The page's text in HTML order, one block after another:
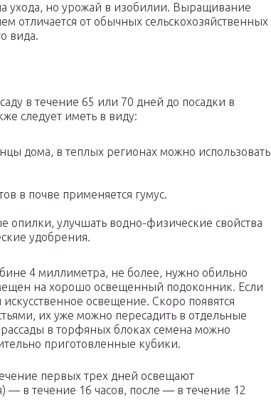
ухода, но урожай в изобилии. Выращивание
отличается от обычных сельскохозяйственных
вида.
в течение 65 или 70 дней до посадки в
следует иметь в виду:
дома, в теплых регионах можно использовать
в почве применяется гумус.
опилки, улучшать водно-физические свойства
удобрения.
4 миллиметра, не более, нужно обильно
на хорошо освещенный подоконник. Если
освещение. Скоро появятся
их уже можно пересадить в отдельные
в торфяных блоках семена можно
приготовленные кубики.
первых трех дней освещают
— в течение 16 часов, после — в течение 12